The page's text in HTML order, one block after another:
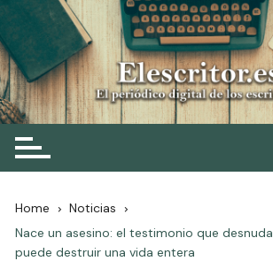
Skip
to
content
Elescritor.es
El periódico digital de los escritores
Home
Noticias
Nace un asesino: el testimonio que
puede destruir una vida entera